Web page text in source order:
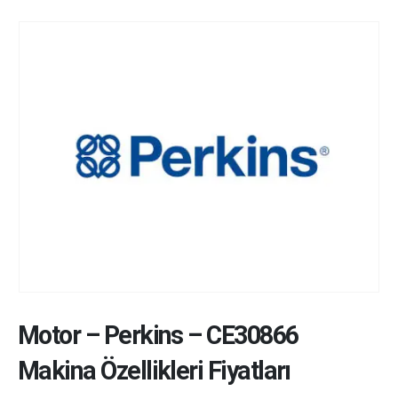
Motor– Perkins–CE30866
Makina Özellikleri Fiyatları